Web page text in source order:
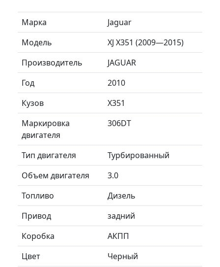
Марка
Jaguar
Модель
XJ X351 (2009—2015)
Производитель
JAGUAR
Год
2010
Кузов
X351
Маркировка
двигателя
306DT
Тип двигателя
Турбированный
Объем двигателя
3.0
Топливо
Дизель
Привод
задний
Коробка
АКПП
Цвет
Черный